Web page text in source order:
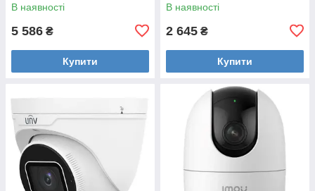
В наявності
5 586 ₴
Купити
В наявності
2 645 ₴
Купити